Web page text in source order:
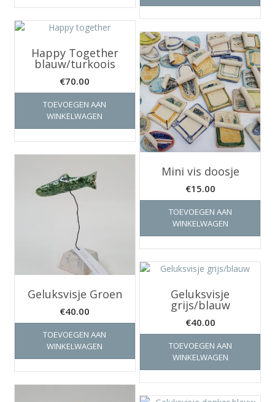
Happy Together
blauw/turkoois
€70.00
TOEVOEGEN AAN
WINKELWAGEN
Mini vis doosje
€15.00
TOEVOEGEN AAN
WINKELWAGEN
Geluksvisje Groen
€40.00
TOEVOEGEN AAN
WINKELWAGEN
Geluksvisje
grijs/blauw
€40.00
TOEVOEGEN AAN
WINKELWAGEN